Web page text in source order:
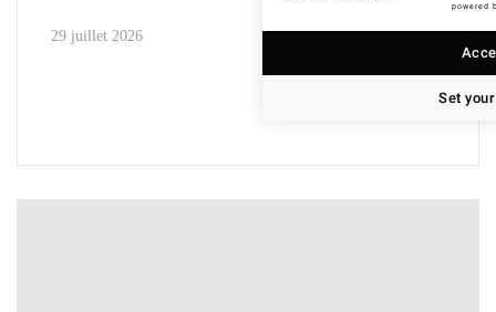
29 juillet 2026
powered
Set